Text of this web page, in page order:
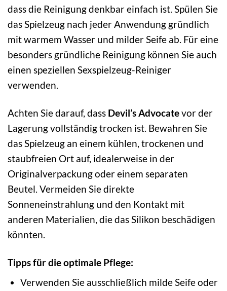
dass die Reinigung denkbar einfach ist. Spülen Sie
das Spielzeug nach jeder Anwendung gründlich
mit warmem Wasser und milder Seife ab. Für eine
besonders gründliche Reinigung können Sie auch
einen speziellen Sexspielzeug-Reiniger
verwenden.
Achten Sie darauf, dass Devil’s Advocatevor der
Lagerung vollständig trocken ist. Bewahren Sie
das Spielzeug an einem kühlen, trockenen und
staubfreien Ort auf, idealerweise in der
Originalverpackung oder einem separaten
Beutel. Vermeiden Sie direkte
Sonneneinstrahlung und den Kontakt mit
anderen Materialien, die das Silikon beschädigen
könnten.
Tipps für die optimale Pflege:
Verwenden Sie ausschließlich milde Seife oder